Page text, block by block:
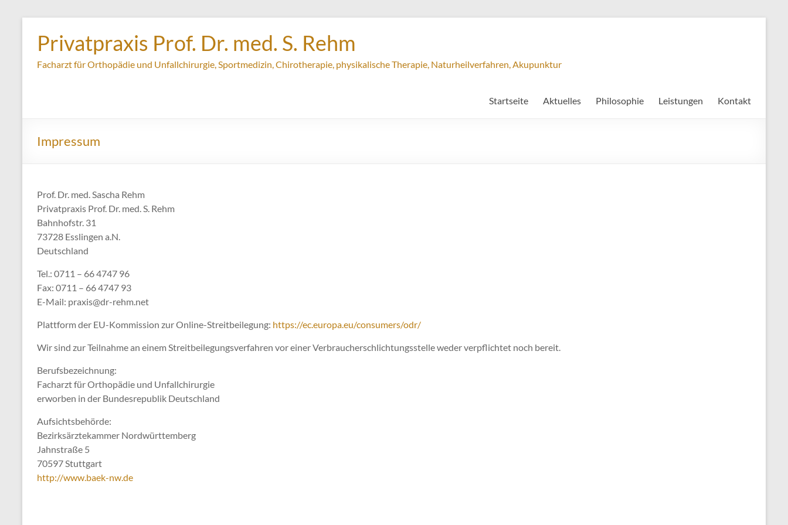
Inhalt
springen
Privatpraxis Prof. Dr. med. S. Rehm
Facharzt für Orthopädie und Unfallchirurgie, Sportmedizin, Chirotherapie, physikalische Therapie, Naturheilverfahren, Akupunktur
Startseite Aktuelles Philosophie Leistungen Kontakt
Impressum
Prof. Dr. med. Sascha Rehm
Privatpraxis Prof. Dr. med. S. Rehm
Bahnhofstr. 31
73728 Esslingen a.N.
Deutschland
Tel.: 0711 – 66 4747 96
Fax: 0711 – 66 4747 93
E-Mail: praxis@dr-rehm.net
Plattform der EU-Kommission zur Online-Streitbeilegung: https://ec.europa.eu/consumers/odr/
Wir sind zur Teilnahme an einem Streitbeilegungsverfahren vor einer Verbraucherschlichtungsstelle weder verpflichtet noch bereit.
Berufsbezeichnung:
Facharzt für Orthopädie und Unfallchirurgie
erworben in der Bundesrepublik Deutschland
Aufsichtsbehörde:
Bezirksärztekammer Nordwürttemberg
Jahnstraße 5
70597 Stuttgart
http://www.baek-nw.de